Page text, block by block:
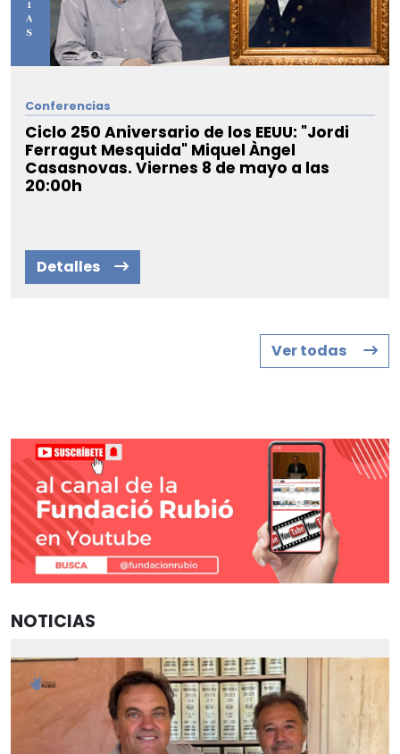
Detalles
Conferencias
Ciclo 250 Aniversario de los EEUU: "Jordi
Ferragut Mesquida" Miquel Àngel
Casasnovas. Viernes 8 de mayo a las
20:00h
Ver todas
NOTICIAS